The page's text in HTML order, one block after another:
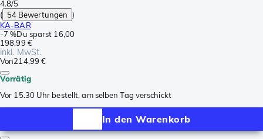
4.8/5
( 54 Bewertungen )
KA-BAR
-7 %Du sparst 16,00
198,99 €
inkl. MwSt.
Von214,99 €
Vorrätig
Vor 15.30 Uhr bestellt, am selben Tag verschickt
In den Warenkorb